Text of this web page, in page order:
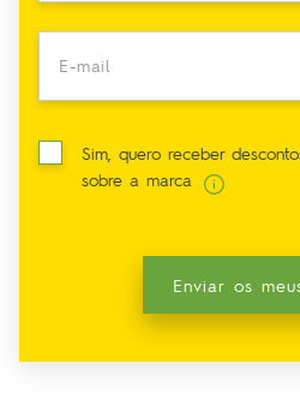
E-mail
Sim, quero receber
sobre a marca
Enviar os